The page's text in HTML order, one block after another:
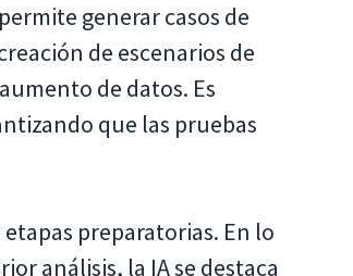
generar casos de
de escenarios de
de datos. Es
que las pruebas
preparatorias. En lo
análisis, la IA se destaca